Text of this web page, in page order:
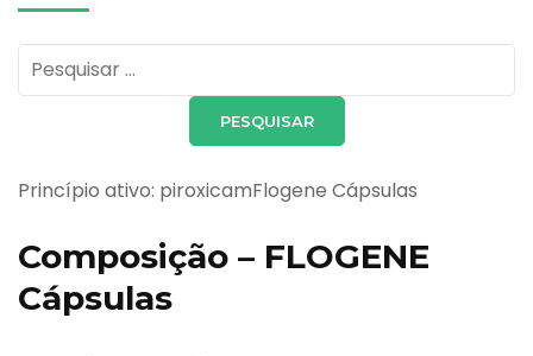
Pesquisar
por:
Princípio ativo: piroxicamFlogene Cápsulas
Composição – FLOGENE
Cápsulas